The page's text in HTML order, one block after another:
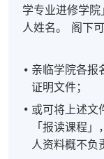
学专业进修学
人姓名。 阁下可
亲临学院各报
证明文件；
或可将上述文
「报读课程
人资料概不负